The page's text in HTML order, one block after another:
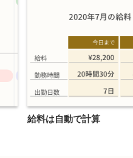
給料は自動で計算